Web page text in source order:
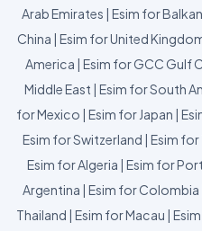
Arab Emirates | Esim for
China | Esim for United
America | Esim for GCC Gulf
Middle East | Esim for South
for Mexico | Esim for Japan |
Esim for Switzerland | Esim for
Esim for Algeria | Esim for
Argentina | Esim for Colombia
Thailand | Esim for Macau |